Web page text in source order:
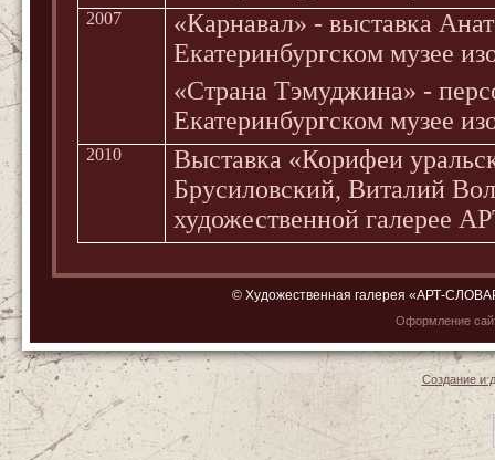
2007
«Карнавал» - выставка
Екатеринбургском музее
«Страна Тэмуджина» -
Екатеринбургском музее
2010
Выставка «Корифеи
Брусиловский, Виталий
художественной галерее
© Художественная галерея «АРТ-
Оформление
Создание и